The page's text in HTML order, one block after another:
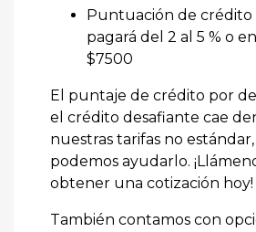
Puntuación de crédito
pagará del 2 al 5 % o
$7500
El puntaje de crédito por
el crédito desafiante cae
nuestras tarifas no
podemos ayudarlo.
obtener una cotización hoy!
También contamos con